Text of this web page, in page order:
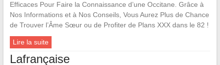
Efficaces Pour Faire la Connaissance d’une Occitane. Grâce à
Nos Informations et à Nos Conseils, Vous Aurez Plus de Chance
de Trouver l’Âme Sœur ou de Profiter de Plans XXX dans le 82 !
Lire la suite
Lafrançaise